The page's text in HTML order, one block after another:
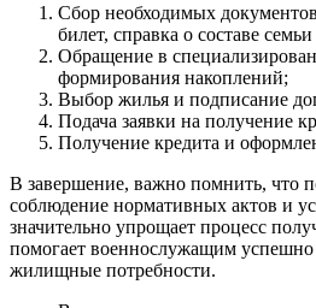
Сбор необходимых
билет, справка о составе
Обращение в
формирования накоплений;
Выбор жилья и подписание
Подача заявки на получение
Получение кредита и
В завершение, важно помнить, что
соблюдение нормативных актов и
значительно упрощает процесс
помогает военнослужащим успешно
жилищные потребности.